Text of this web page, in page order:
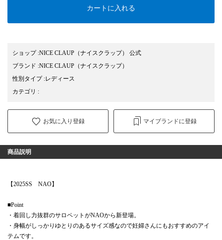
カートに入れる
ショップ:NICE CLAUP（ナイスクラップ） 公式
ブランド :NICE CLAUP （ナイスクラップ）
性別タイプ:レディース
カテゴリ :
お気に入り登録 マイブランドに登録
商品説明
【2025SS NAO】
■Point
・着回し力抜群のサロペットがNAOから新登場。
・身幅がしっかりゆとりのあるサイズ感なので妊婦さんにもおすすめのアイ
テムです。